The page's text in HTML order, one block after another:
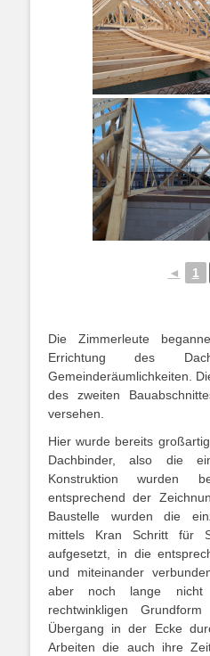
◄ 1
Die Zimmerleute
Errichtung des
Gemeinderäumlichkeiten.
des zweiten
versehen.
Hier wurde bereits
Dachbinder, also die
Konstruktion wurden
entsprechend der
Baustelle wurden die
mittels Kran Schritt für
aufgesetzt, in die
und miteinander
aber noch lange nicht
rechtwinkligen
Übergang in der Ecke
Arbeiten die auch ihre